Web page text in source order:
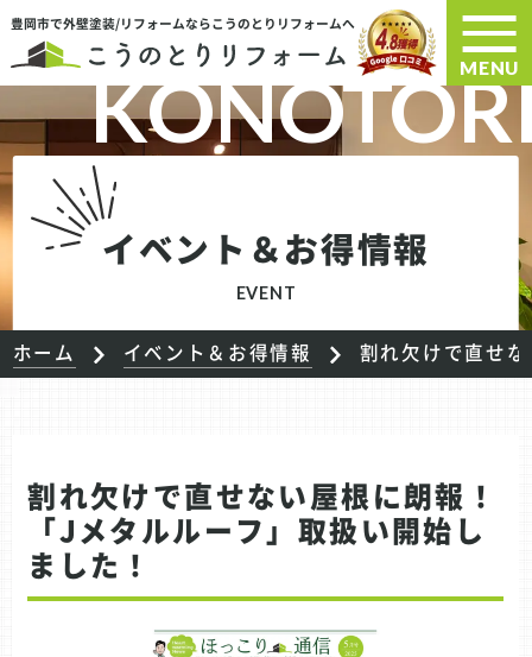
豊岡市で外壁塗装/リフォームならこうのとりリフォームへ
MENU
イベント＆お得情報
EVENT
ホーム イベント＆お得情報 割れ欠けで直せ
割れ欠けで直せない屋根に朗報！
「Jメタルルーフ」取扱い開始し
ました！